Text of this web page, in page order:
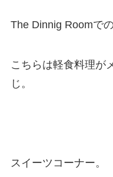
The Dinnig Roomで
こちらは軽食料理が
じ。
スイーツコーナー。